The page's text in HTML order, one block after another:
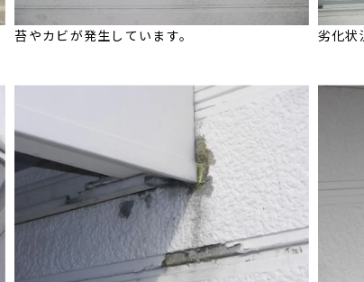
苔やカビが発生しています。 劣化状